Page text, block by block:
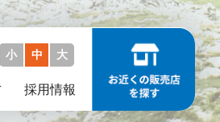
小 中 大
採用情報